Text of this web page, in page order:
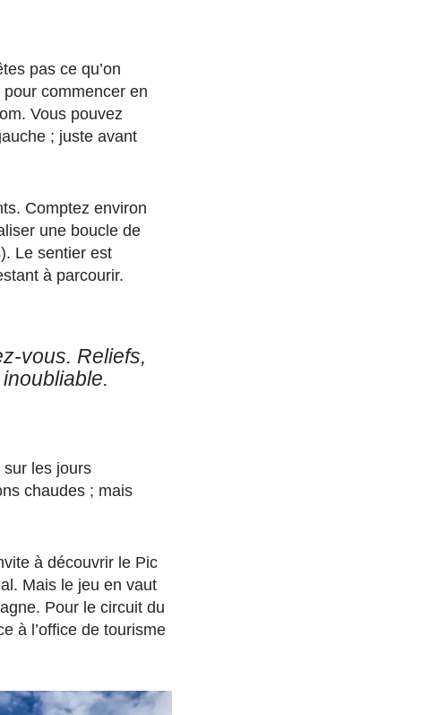
pas ce qu’on
commencer en
Vous pouvez
; juste avant
Comptez environ
une boucle de
Le sentier est
à parcourir.
vous. Reliefs,
les jours
chaudes ; mais
à découvrir le Pic
Mais le jeu en vaut
Pour le circuit du
à l’office de tourisme